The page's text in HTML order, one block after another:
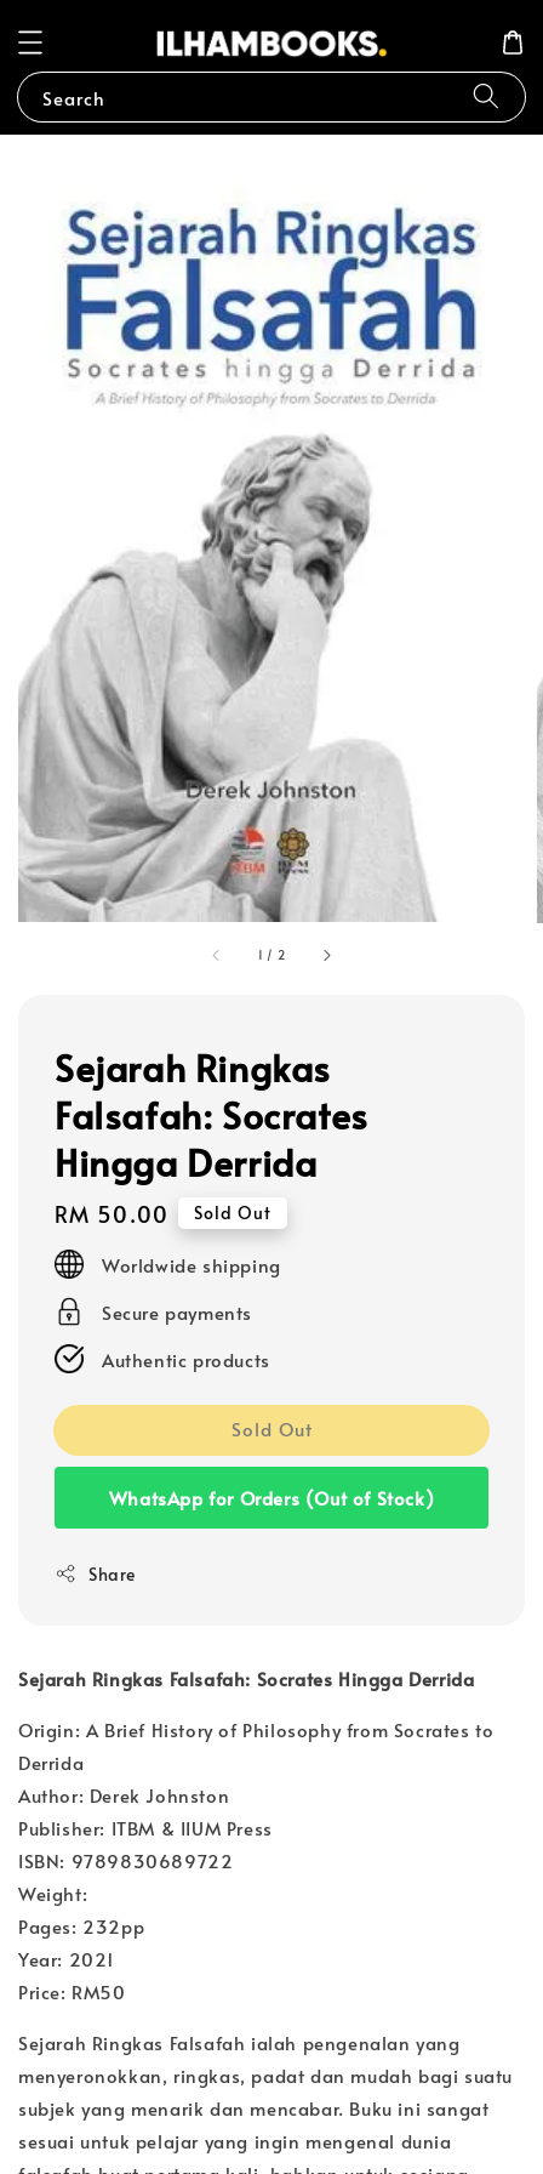
Search
1 / 2
Sejarah Ringkas
Falsafah: Socrates
Hingga Derrida
Regular
price
RM 50.00 Sold Out
Worldwide shipping
Secure payments
Authentic products
Sold Out
WhatsApp for Orders (Out of Stock)
Share
Sejarah Ringkas Falsafah: Socrates Hingga Derrida
Origin: A Brief History of Philosophy from Socrates to
Derrida
Author: Derek Johnston
Publisher: ITBM & IIUM Press
ISBN: 9789830689722
Weight:
Pages: 232pp
Year: 2021
Price: RM50
Sejarah Ringkas Falsafah ialah pengenalan yang
menyeronokkan, ringkas, padat dan mudah bagi suatu
subjek yang menarik dan mencabar. Buku ini sangat
sesuai untuk pelajar yang ingin mengenal dunia